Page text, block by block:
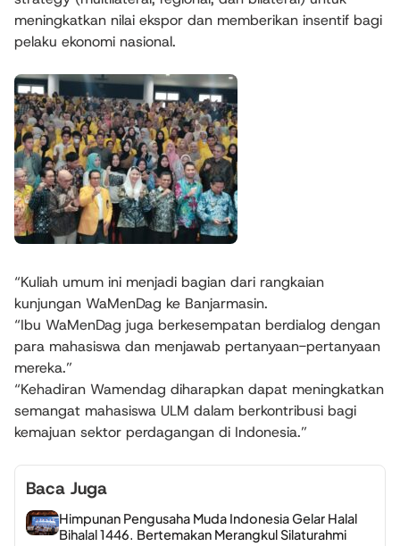
meningkatkan nilai ekspor dan memberikan insentif bagi
pelaku ekonomi nasional.
“Kuliah umum ini menjadi bagian dari rangkaian
kunjungan WaMenDag ke Banjarmasin.
“Ibu WaMenDag juga berkesempatan berdialog dengan
para mahasiswa dan menjawab pertanyaan-pertanyaan
mereka.”
“Kehadiran Wamendag diharapkan dapat meningkatkan
semangat mahasiswa ULM dalam berkontribusi bagi
kemajuan sektor perdagangan di Indonesia.”
Baca Juga
Himpunan Pengusaha Muda Indonesia Gelar Halal
Bihalal 1446. Bertemakan Merangkul Silaturahmi